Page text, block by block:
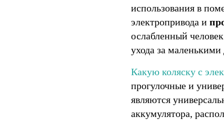
использования в
электропривода и
ослабленный
ухода за
Какую коляску с
прогулочные и
являются
аккумулятора,